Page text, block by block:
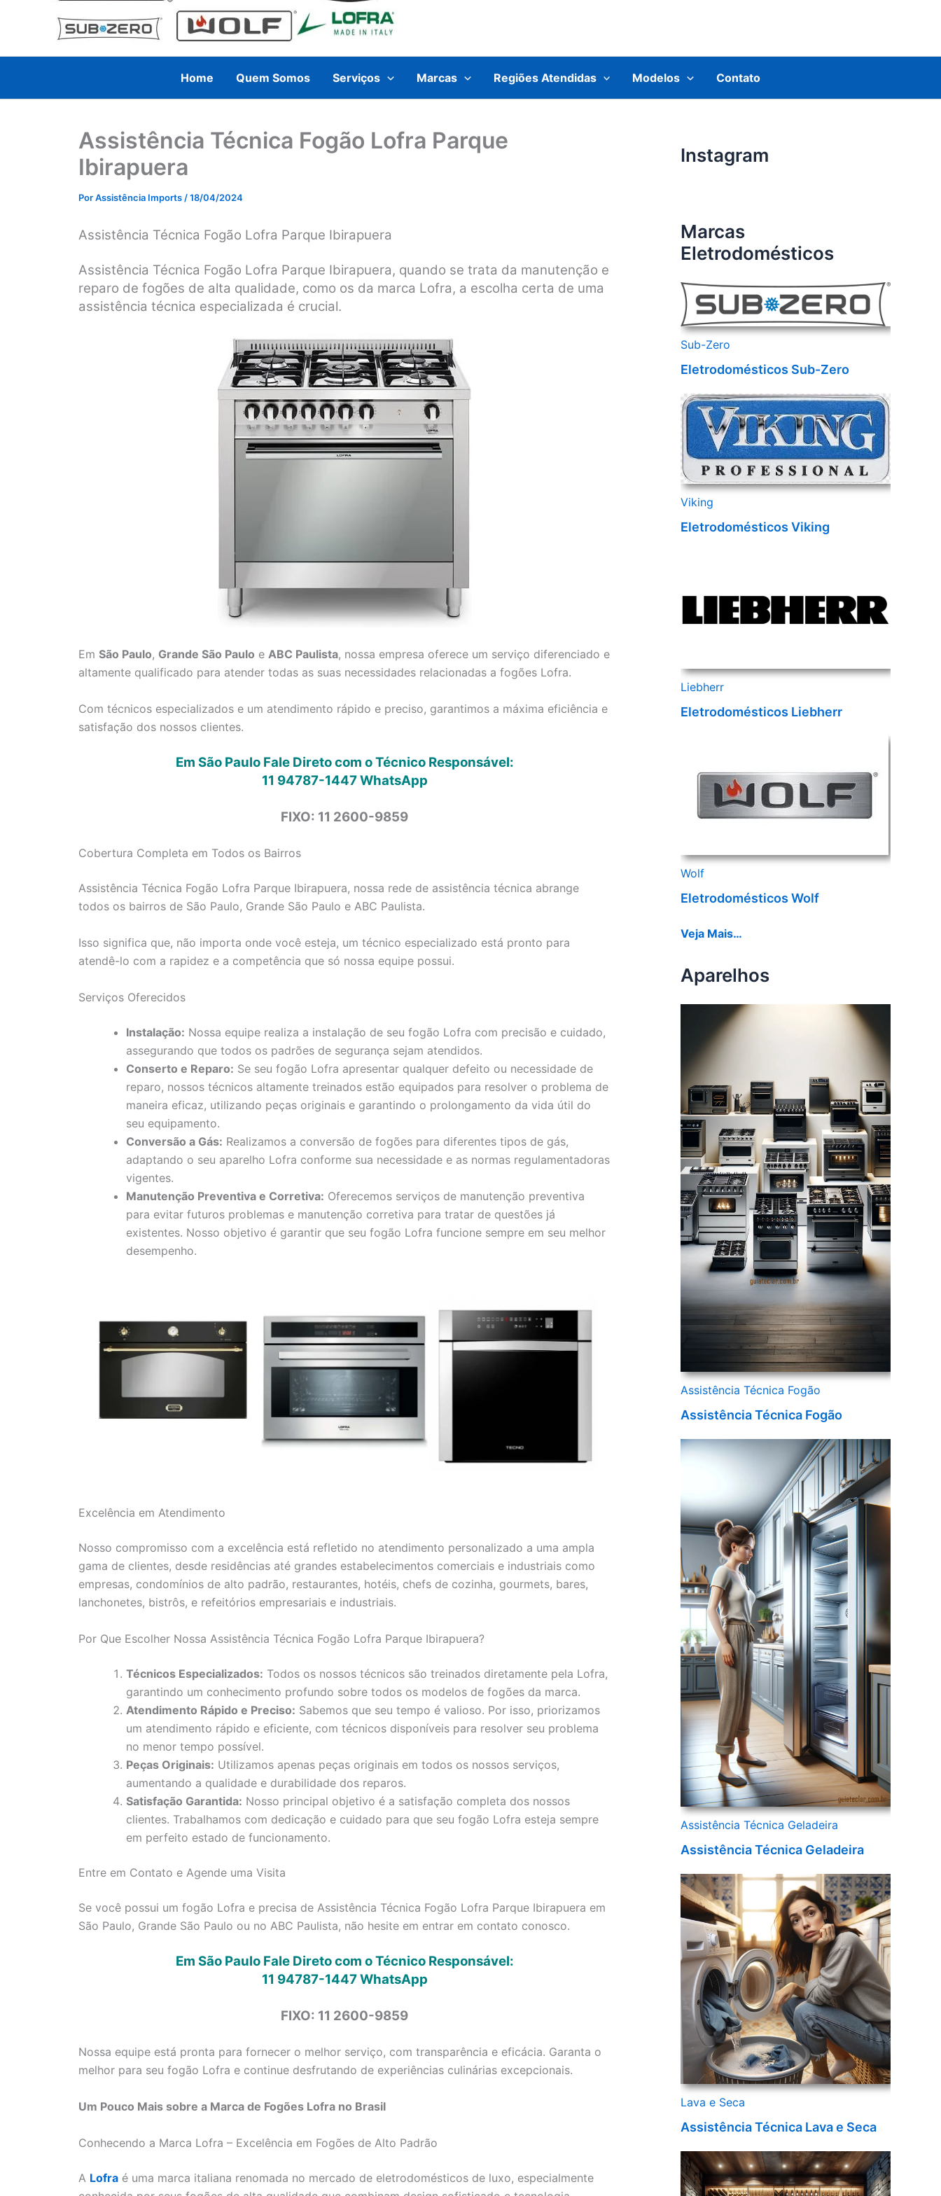
Home Quem Somos Serviços Marcas Regiões Atendidas Modelos Contato
Assistência Técnica Fogão Lofra Parque
Ibirapuera
PorAssistência Imports /18/04/2024
Assistência Técnica Fogão Lofra Parque Ibirapuera
Assistência Técnica Fogão Lofra Parque Ibirapuera, quando se trata da manutenção e
reparo de fogões de alta qualidade, como os da marca Lofra, a escolha certa de uma
assistência técnica especializada é crucial.
Em São Paulo, Grande São Paulo e ABC Paulista, nossa empresa oferece um serviço diferenciado e
altamente qualificado para atender todas as suas necessidades relacionadas a fogões Lofra.
Com técnicos especializados e um atendimento rápido e preciso, garantimos a máxima eficiência e
satisfação dos nossos clientes.
Em São Paulo Fale Direto com o Técnico Responsável:
11 94787-1447WhatsApp
FIXO: 11 2600-9859
Cobertura Completa em Todos os Bairros
Assistência Técnica Fogão Lofra Parque Ibirapuera, nossa rede de assistência técnica abrange
todos os bairros de São Paulo, Grande São Paulo e ABC Paulista.
Isso significa que, não importa onde você esteja, um técnico especializado está pronto para
atendê-lo com a rapidez e a competência que só nossa equipe possui.
Serviços Oferecidos
Instalação: Nossa equipe realiza a instalação de seu fogão Lofra com precisão e cuidado,
assegurando que todos os padrões de segurança sejam atendidos.
Conserto e Reparo: Se seu fogão Lofra apresentar qualquer defeito ou necessidade de
reparo, nossos técnicos altamente treinados estão equipados para resolver o problema de
maneira eficaz, utilizando peças originais e garantindo o prolongamento da vida útil do
seu equipamento.
Conversão a Gás: Realizamos a conversão de fogões para diferentes tipos de gás,
adaptando o seu aparelho Lofra conforme sua necessidade e as normas regulamentadoras
vigentes.
Manutenção Preventiva e Corretiva: Oferecemos serviços de manutenção preventiva
para evitar futuros problemas e manutenção corretiva para tratar de questões já
existentes. Nosso objetivo é garantir que seu fogão Lofra funcione sempre em seu melhor
desempenho.
Excelência em Atendimento
Nosso compromisso com a excelência está refletido no atendimento personalizado a uma ampla
gama de clientes, desde residências até grandes estabelecimentos comerciais e industriais como
empresas, condomínios de alto padrão, restaurantes, hotéis, chefs de cozinha, gourmets, bares,
lanchonetes, bistrôs, e refeitórios empresariais e industriais.
Por Que Escolher Nossa Assistência Técnica Fogão Lofra Parque Ibirapuera?
Técnicos Especializados: Todos os nossos técnicos são treinados diretamente pela Lofra,
garantindo um conhecimento profundo sobre todos os modelos de fogões da marca.
Atendimento Rápido e Preciso: Sabemos que seu tempo é valioso. Por isso, priorizamos
um atendimento rápido e eficiente, com técnicos disponíveis para resolver seu problema
no menor tempo possível.
Peças Originais: Utilizamos apenas peças originais em todos os nossos serviços,
aumentando a qualidade e durabilidade dos reparos.
Satisfação Garantida: Nosso principal objetivo é a satisfação completa dos nossos
clientes. Trabalhamos com dedicação e cuidado para que seu fogão Lofra esteja sempre
em perfeito estado de funcionamento.
Entre em Contato e Agende uma Visita
Se você possui um fogão Lofra e precisa de Assistência Técnica Fogão Lofra Parque Ibirapuera em
São Paulo, Grande São Paulo ou no ABC Paulista, não hesite em entrar em contato conosco.
Em São Paulo Fale Direto com o Técnico Responsável:
11 94787-1447WhatsApp
FIXO: 11 2600-9859
Nossa equipe está pronta para fornecer o melhor serviço, com transparência e eficácia. Garanta o
melhor para seu fogão Lofra e continue desfrutando de experiências culinárias excepcionais.
Um Pouco Mais sobre a Marca de Fogões Lofra no Brasil
Conhecendo a Marca Lofra – Excelência em Fogões de Alto Padrão
A Lofra é uma marca italiana renomada no mercado de eletrodomésticos de luxo, especialmente
Instagram
Marcas
Eletrodomésticos
Sub-Zero
Eletrodomésticos Sub-Zero
Viking
Eletrodomésticos Viking
Liebherr
Eletrodomésticos Liebherr
Wolf
Eletrodomésticos Wolf
Veja Mais…
Aparelhos
Assistência Técnica Fogão
Assistência Técnica Fogão
Assistência Técnica Geladeira
Assistência Técnica Geladeira
Lava e Seca
Assistência Técnica Lava e Seca